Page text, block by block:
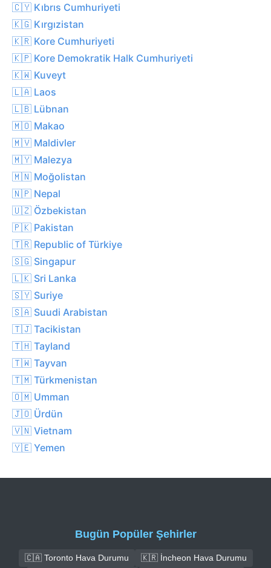
🇨🇾 Kıbrıs Cumhuriyeti
🇰🇬 Kırgızistan
🇰🇷 Kore Cumhuriyeti
🇰🇵 Kore Demokratik Halk Cumhuriyeti
🇰🇼 Kuveyt
🇱🇦 Laos
🇱🇧 Lübnan
🇲🇴 Makao
🇲🇻 Maldivler
🇲🇾 Malezya
🇲🇳 Moğolistan
🇳🇵 Nepal
🇺🇿 Özbekistan
🇵🇰 Pakistan
🇹🇷 Republic of Türkiye
🇸🇬 Singapur
🇱🇰 Sri Lanka
🇸🇾 Suriye
🇸🇦 Suudi Arabistan
🇹🇯 Tacikistan
🇹🇭 Tayland
🇹🇼 Tayvan
🇹🇲 Türkmenistan
🇴🇲 Umman
🇯🇴 Ürdün
🇻🇳 Vietnam
🇾🇪 Yemen
Bugün Popüler Şehirler
🇨🇦 Toronto Hava Durumu
🇰🇷 İncheon Hava Durumu